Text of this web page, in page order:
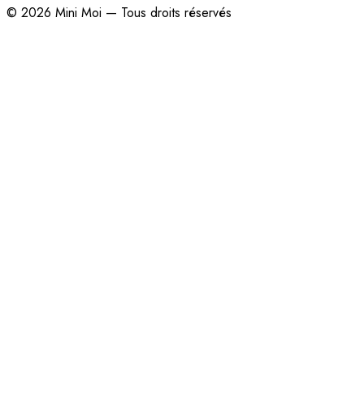
© 2026 Mini Moi — Tous droits réservés